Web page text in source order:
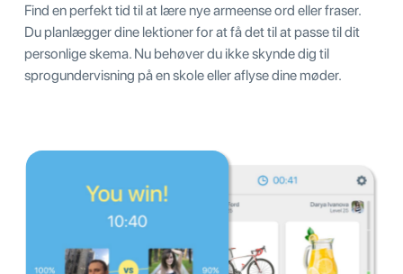
Find en perfekt tid til at lære nye armeense ord eller fraser.
Du planlægger dine lektioner for at få det til at passe til dit
personlige skema. Nu behøver du ikke skynde dig til
sprogundervisning på en skole eller aflyse dine møder.